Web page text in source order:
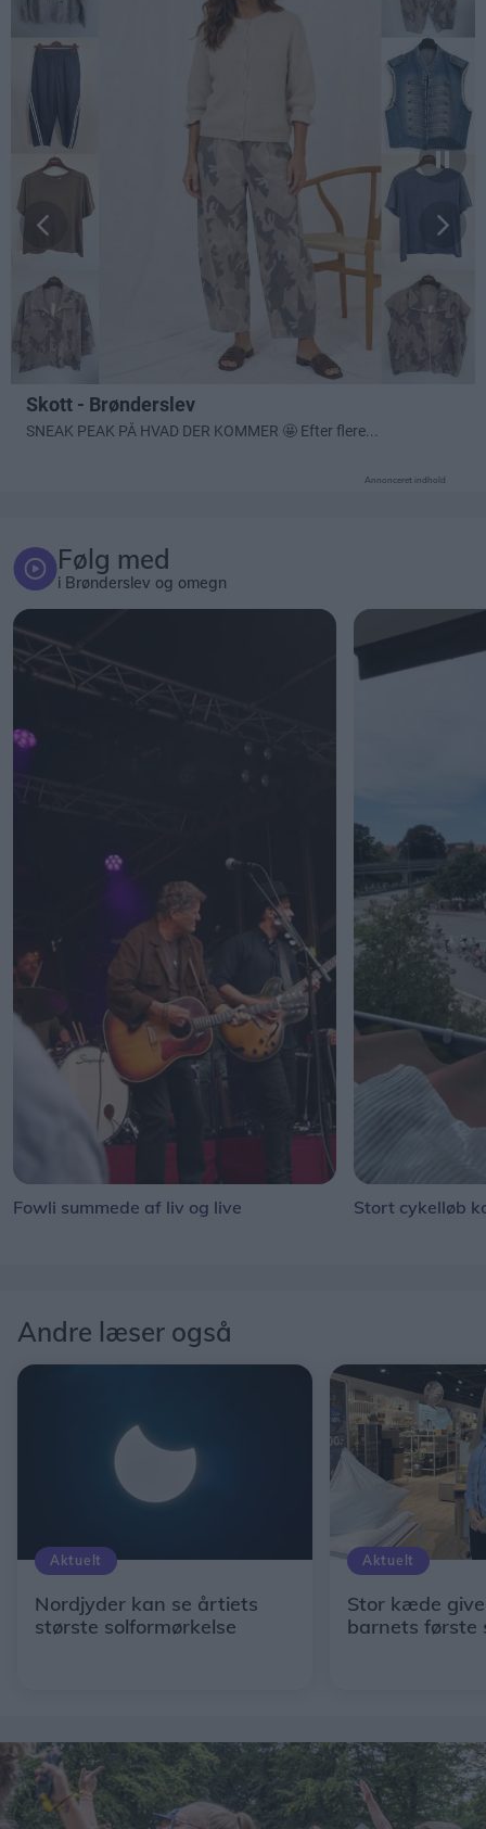
Annonceret indhold
Følg med
i Brønderslev og omegn
Fowli summede af liv og live Stort cykelløb
Andre læser også
Aktuelt
Nordjyder kan se årtiets
største solformørkelse
Aktuelt
Stor kæde
barnets første